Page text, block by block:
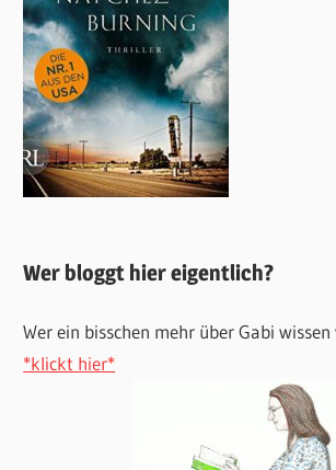
Wer bloggt hier eigentlich?
Wer ein bisschen mehr über Gabi wissen
*klickt hier*